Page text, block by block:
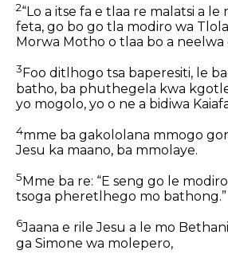
2“Lo a itse fa e tlaa re malatsi a le
feta, go bo go tla modiro wa
Morwa Motho o tlaa bo a neelwa
3 Foo ditlhogo tsa baperesiti, le
batho, ba phuthegela kwa
yo mogolo, yo o ne a bidiwa
4mme ba gakololana mmogo
Jesu ka maano, ba mmolaye.
5 Mme ba re: “E seng go le
tsoga pheretlhego mo bathong.”
6Jaana e rile Jesu a le mo
ga Simone wa molepero,